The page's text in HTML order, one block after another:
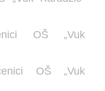
OŠ „Vuk
OŠ „Vuk